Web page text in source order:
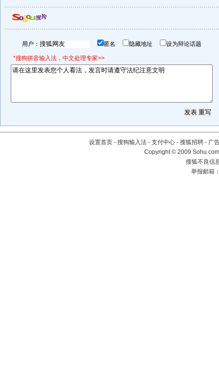
用户： 匿名 隐藏地址 设为辩论话题
*搜狗拼音输入法，中文处理专家>>
设置首页 - 搜狗输入法 - 支付中心 - 搜狐招聘 - 广
Copyright © 2009
搜狐不良信
举报邮箱